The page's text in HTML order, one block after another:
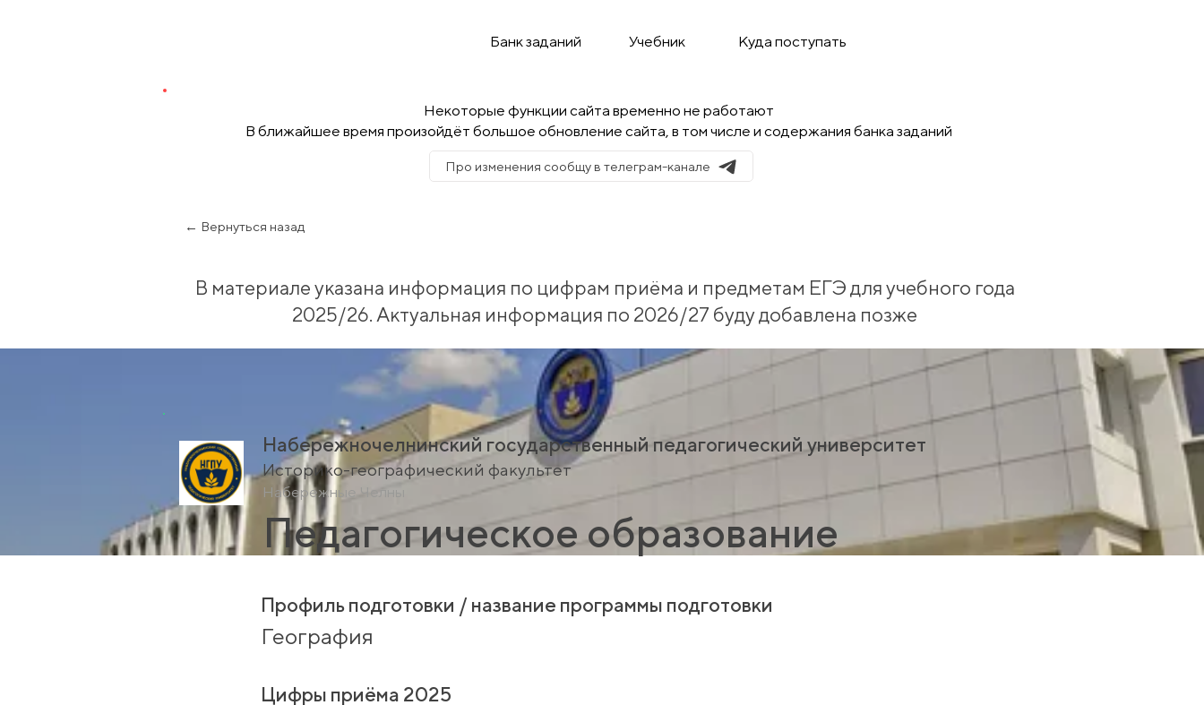
Банк заданий Учебник Куда поступать
Некоторые функции сайта временно не работают
В ближайшее время произойдёт большое обновление сайта, в том числе и содержания банка заданий
Про изменения сообщу в телеграм-канале
← Вернуться назад
В материале указана информация по цифрам приёма и предметам ЕГЭ для учебного года
2025/26. Актуальная информация по 2026/27 буду добавлена позже
Набережночелнинский государственный педагогический университет
Историко-географический факультет
Набережные Челны
Педагогическое образование
Профиль подготовки / название программы подготовки
География
Цифры приёма 2025